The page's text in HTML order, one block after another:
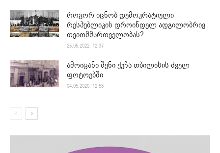
როგორ იცნობ დემოკრატიული
რესპუბლიკის დროინდელ ადგილობრივ
თვითმმართველობას?
25.05.2022. 12:37
ამოიცანი შენი ქუჩა თბილისის ძველ
ფოტოებში
04.05.2020. 12:58